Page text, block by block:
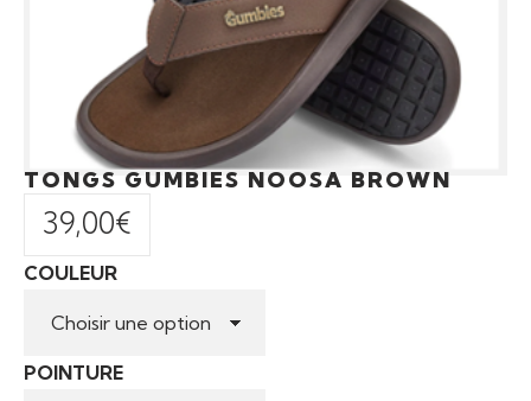
TONGS GUMBIES NOOSA BROWN
39,00€
COULEUR
POINTURE